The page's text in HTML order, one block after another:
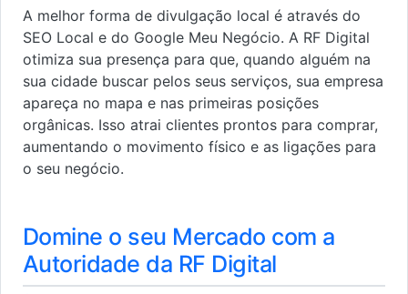
A melhor forma de divulgação local é através do
SEO Local e do Google Meu Negócio. A RF Digital
otimiza sua presença para que, quando alguém na
sua cidade buscar pelos seus serviços, sua empresa
apareça no mapa e nas primeiras posições
orgânicas. Isso atrai clientes prontos para comprar,
aumentando o movimento físico e as ligações para
o seu negócio.
Domine o seu Mercado com a
Autoridade da RF Digital